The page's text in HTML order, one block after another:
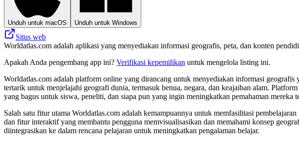
Unduh untuk macOS Unduh untuk Windows
Situs web
Worldatlas.com adalah aplikasi yang menyediakan informasi geografis, peta, dan konten
Apakah Anda pengembang app ini? Verifikasi kepemilikan untuk mengelola listing ini.
Worldatlas.com adalah platform online yang dirancang untuk menyediakan informasi
tertarik untuk menjelajahi geografi dunia, termasuk benua, negara, dan keajaiban alam.
yang bagus untuk siswa, peneliti, dan siapa pun yang ingin meningkatkan pemahaman mereka
Salah satu fitur utama Worldatlas.com adalah kemampuannya untuk memfasilitasi
dan fitur interaktif yang membantu pengguna memvisualisasikan dan memahami konsep
diintegrasikan ke dalam rencana pelajaran untuk meningkatkan pengalaman belajar.